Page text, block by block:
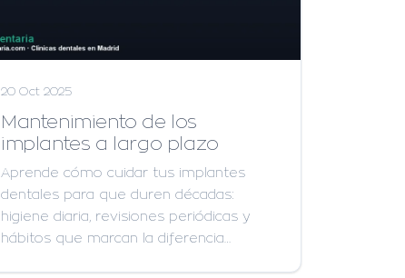
20 Oct 2025
Mantenimiento de los
implantes a largo plazo
Aprende cómo cuidar tus implantes
dentales para que duren décadas:
higiene diaria, revisiones periódicas y
hábitos que marcan la diferencia…